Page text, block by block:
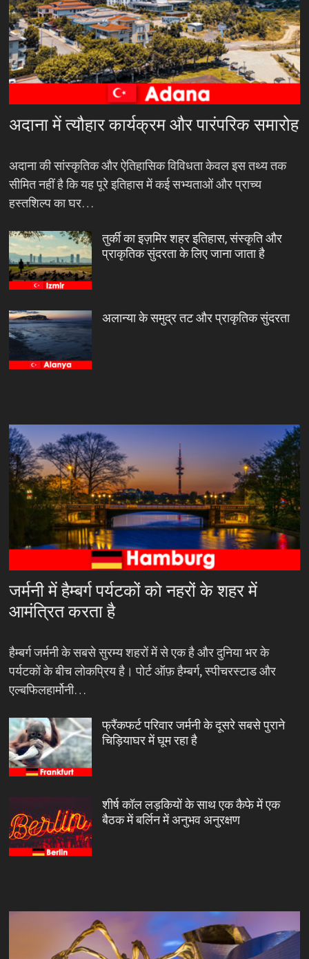
अदाना में त्यौहार कार्यक्रम और पारंपरिक समारोह
अदाना की सांस्कृतिक और ऐतिहासिक विविधता केवल इस तथ्य तक
सीमित नहीं है कि यह पूरे इतिहास में कई सभ्यताओं और प्राच्य
हस्तशिल्प का घर…
तुर्की का इज़मिर शहर इतिहास, संस्कृति और
प्राकृतिक सुंदरता के लिए जाना जाता है
अलान्या के समुद्र तट और प्राकृतिक सुंदरता
जर्मनी में हैम्बर्ग पर्यटकों को नहरों के शहर में
आमंत्रित करता है
हैम्बर्ग जर्मनी के सबसे सुरम्य शहरों में से एक है और दुनिया भर के
पर्यटकों के बीच लोकप्रिय है। पोर्ट ऑफ़ हैम्बर्ग, स्पीचरस्टाड और
एल्बफिलहार्मोनी…
फ्रैंकफर्ट परिवार जर्मनी के दूसरे सबसे पुराने
चिड़ियाघर में घूम रहा है
शीर्ष कॉल लड़कियों के साथ एक कैफे में एक
बैठक में बर्लिन में अनुभव अनुरक्षण